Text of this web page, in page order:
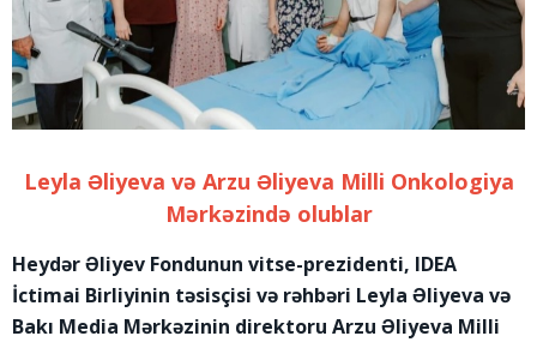
Leyla Əliyeva və Arzu Əliyeva Milli Onkologiya
Mərkəzində olublar
Heydər Əliyev Fondunun vitse-prezidenti, IDEA
İctimai Birliyinin təsisçisi və rəhbəri Leyla Əliyeva və
Bakı Media Mərkəzinin direktoru Arzu Əliyeva Milli